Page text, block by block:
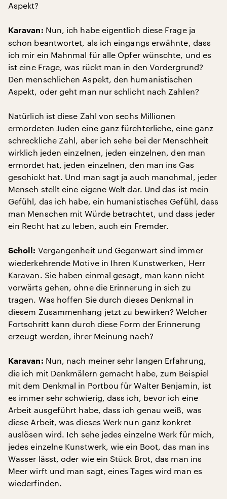
Aspekt?
Karavan: Nun, ich habe eigentlich diese Frage ja
schon beantwortet, als ich eingangs erwähnte, dass
ich mir ein Mahnmal für alle Opfer wünschte, und es
ist eine Frage, was rückt man in den Vordergrund?
Den menschlichen Aspekt, den humanistischen
Aspekt, oder geht man nur schlicht nach Zahlen?
Natürlich ist diese Zahl von sechs Millionen
ermordeten Juden eine ganz fürchterliche, eine ganz
schreckliche Zahl, aber ich sehe bei der Menschheit
wirklich jeden einzelnen, jeden einzelnen, den man
ermordet hat, jeden einzelnen, den man ins Gas
geschickt hat. Und man sagt ja auch manchmal, jeder
Mensch stellt eine eigene Welt dar. Und das ist mein
Gefühl, das ich habe, ein humanistisches Gefühl, dass
man Menschen mit Würde betrachtet, und dass jeder
ein Recht hat zu leben, auch ein Fremder.
Scholl: Vergangenheit und Gegenwart sind immer
wiederkehrende Motive in Ihren Kunstwerken, Herr
Karavan. Sie haben einmal gesagt, man kann nicht
vorwärts gehen, ohne die Erinnerung in sich zu
tragen. Was hoffen Sie durch dieses Denkmal in
diesem Zusammenhang jetzt zu bewirken? Welcher
Fortschritt kann durch diese Form der Erinnerung
erzeugt werden, ihrer Meinung nach?
Karavan: Nun, nach meiner sehr langen Erfahrung,
die ich mit Denkmälern gemacht habe, zum Beispiel
mit dem Denkmal in Portbou für Walter Benjamin, ist
es immer sehr schwierig, dass ich, bevor ich eine
Arbeit ausgeführt habe, dass ich genau weiß, was
diese Arbeit, was dieses Werk nun ganz konkret
auslösen wird. Ich sehe jedes einzelne Werk für mich,
jedes einzelne Kunstwerk, wie ein Boot, das man ins
Wasser lässt, oder wie ein Stück Brot, das man ins
Meer wirft und man sagt, eines Tages wird man es
wiederfinden.